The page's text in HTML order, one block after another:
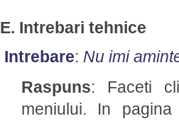
E. Intrebari tehnice
Intrebare: Nu imi
Raspuns: Faceti
meniului. In